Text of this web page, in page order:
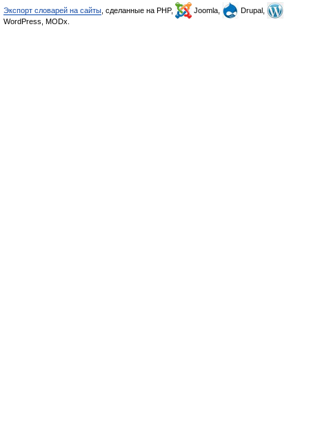
Экспорт словарей на сайты , сделанные на PHP, Joomla,
Drupal,
WordPress, MODx.